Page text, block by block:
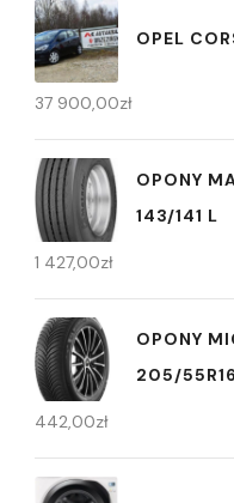
OPEL
37 900,00zł
OPONY
143/141 L
1 427,00zł
OPONY
205/
442,00zł